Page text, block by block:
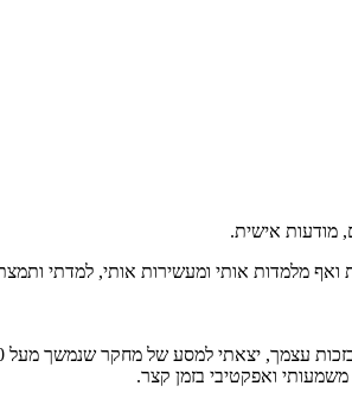
מודעות אישית.
מלמדות אותי ומעשירות אותי, למדתי
ואפקטיבי בזמן קצר.